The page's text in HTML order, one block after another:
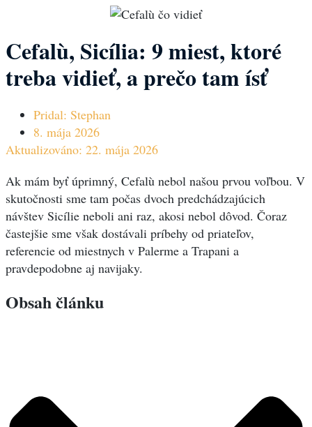
Cefalù, Sicília: 9 miest, ktoré
treba vidieť, a prečo tam ísť
Pridal: Stephan
8. mája 2026
Aktualizováno: 22. mája 2026
Ak mám byť úprimný, Cefalù nebol našou prvou voľbou. V
skutočnosti sme tam počas dvoch predchádzajúcich
návštev Sicílie neboli ani raz, akosi nebol dôvod. Čoraz
častejšie sme však dostávali príbehy od priateľov,
referencie od miestnych v Palerme a Trapani a
pravdepodobne aj navijaky.
Obsah článku